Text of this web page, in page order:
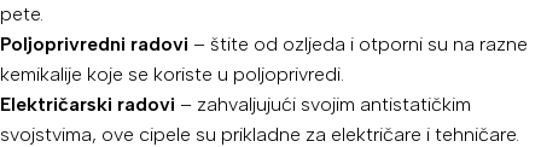
pete.
Poljoprivredni radovi – štite od ozljeda i otporni su na razne
kemikalije koje se koriste u poljoprivredi.
Električarski radovi – zahvaljujući svojim antistatičkim
svojstvima, ove cipele su prikladne za električare i tehničare.